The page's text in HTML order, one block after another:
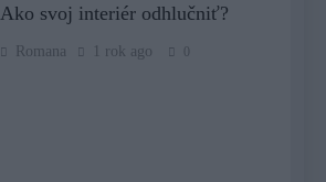
Ako svoj interiér odhlučniť?
Romana 1 rok ago 0